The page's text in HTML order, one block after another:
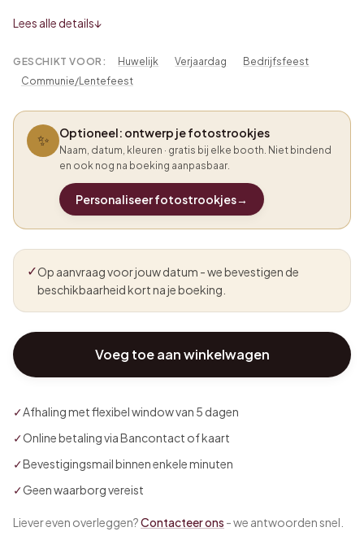
Lees alle details↓
GESCHIKT VOOR: Huwelijk Verjaardag
Bedrijfsfeest
Communie/Lentefeest
✨ Optioneel: ontwerp je fotostrookjes
Naam, datum, kleuren · gratis bij elke booth. Niet bindend
en ook nog na boeking aanpasbaar.
Personaliseer fotostrookjes→
✓Op aanvraag voor jouw datum - we bevestigen de
beschikbaarheid kort na je boeking.
Voeg toe aan winkelwagen
✓Afhaling met flexibel window van 5 dagen
✓Online betaling via Bancontact of kaart
✓Bevestigingsmail binnen enkele minuten
✓Geen waarborg vereist
Liever even overleggen?Contacteer ons - we antwoorden snel.